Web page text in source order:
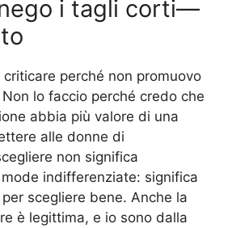
i tagli corti—
perché non promuovo
lo faccio perché credo che
abbia più valore di una
alle donne di
non significa
indifferenziate: significa
scegliere bene. Anche la
è legittima, e io sono dalla